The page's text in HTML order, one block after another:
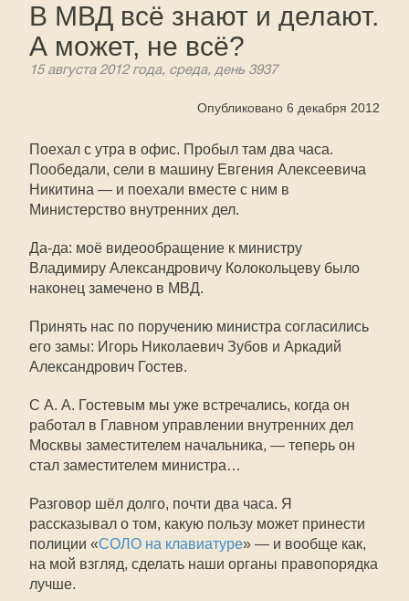
В МВД всё знают и делают.
А может, не всё?
15 августа 2012 года, среда, день 3937
Опубликовано 6 декабря 2012
Поехал с утра в офис. Пробыл там два часа.
Пообедали, сели в машину Евгения Алексеевича
Никитина — и поехали вместе с ним в
Министерство внутренних дел.
Да-да: моё видеообращение к министру
Владимиру Александровичу Колокольцеву было
наконец замечено в МВД.
Принять нас по поручению министра согласились
его замы: Игорь Николаевич Зубов и Аркадий
Александрович Гостев.
С А. А. Гостевым мы уже встречались, когда он
работал в Главном управлении внутренних дел
Москвы заместителем начальника, — теперь он
стал заместителем министра…
Разговор шёл долго, почти два часа. Я
рассказывал о том, какую пользу может принести
полиции «СОЛО на клавиатуре» — и вообще как,
на мой взгляд, сделать наши органы правопорядка
лучше.